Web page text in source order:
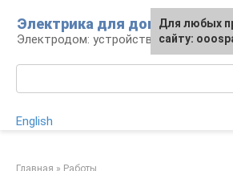
контенту
Электрика для дома
Электродом: устройства, кабели,
English
Главная » Работы
Для любых
сайту: